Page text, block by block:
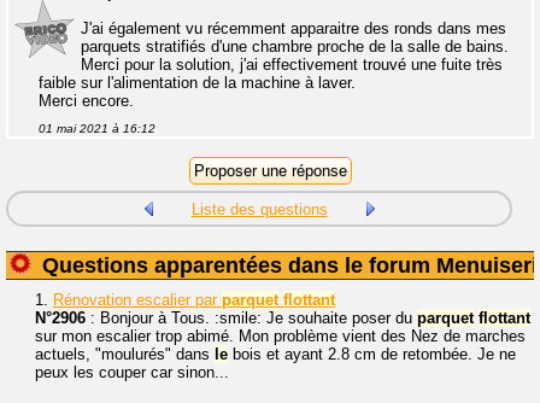
J'ai également vu récemment apparaitre des ronds dans mes
parquets stratifiés d'une chambre proche de la salle de bains.
Merci pour la solution, j'ai effectivement trouvé une fuite très
faible sur l'alimentation de la machine à laver.
Merci encore.
01 mai 2021 à 16:12
Liste des questions
Questions apparentées dans le forum
1. Rénovation escalier par parquet flottant
N°2906 : Bonjour à Tous. :smile: Je souhaite poser du parquet flottant
sur mon escalier trop abimé. Mon problème vient des Nez de marches
actuels, "moulurés" dans le bois et ayant 2.8 cm de retombée. Je ne
peux les couper car sinon...